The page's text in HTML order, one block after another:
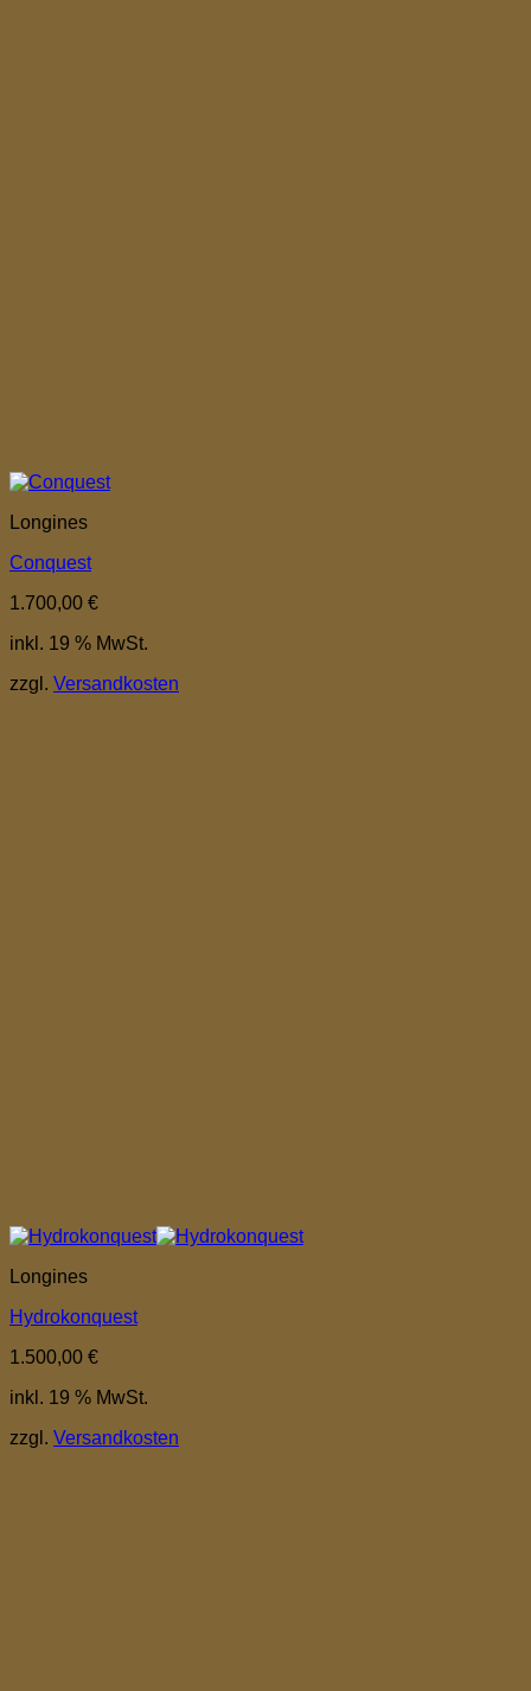
Longines
Conquest
1.700,00 €
inkl. 19 % MwSt.
zzgl. Versandkosten
Longines
Hydrokonquest
1.500,00 €
inkl. 19 % MwSt.
zzgl. Versandkosten